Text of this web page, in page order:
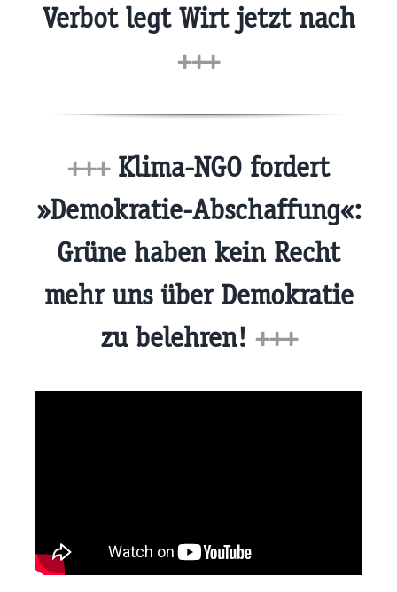
Verbot legt Wirt jetzt nach
+++
+++Klima-NGO fordert
»Demokratie-Abschaffung«:
Grüne haben kein Recht
mehr uns über Demokratie
zu belehren! +++